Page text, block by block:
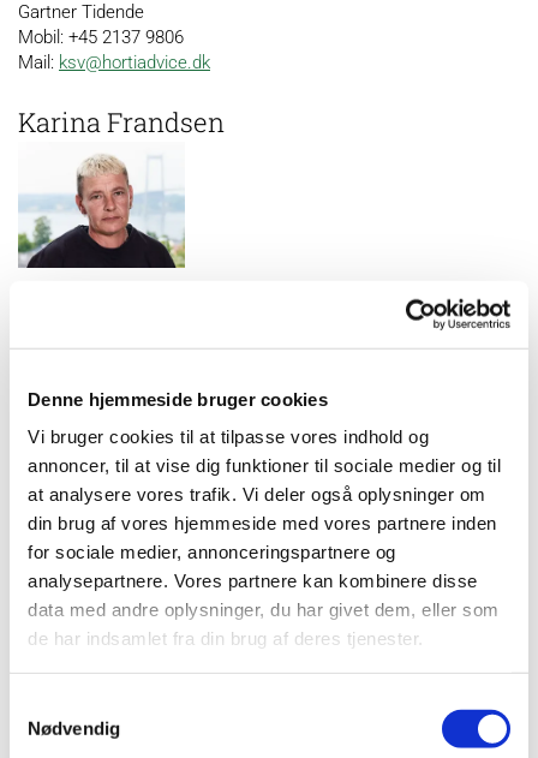
Denne hjemmeside bruger cookies
Vi bruger cookies til at tilpasse vores indhold og
annoncer, til at vise dig funktioner til sociale medier og til
at analysere vores trafik. Vi deler også oplysninger om
din brug af vores hjemmeside med vores partnere inden
for sociale medier, annonceringspartnere og
analysepartnere. Vores partnere kan kombinere disse
data med andre oplysninger, du har givet dem, eller som
de har indsamlet fra din brug af deres tjenester.
Nødvendig
Gartner Tidende
Mobil: +45 2137 9806
Mail: ksv@hortiadvice.dk
Karina Frandsen
Konsulent
Grønsager på friland
Mobil: +45 2325 1459
kaba@hortiadvice.dk
Katrine Heinsvig Kjær